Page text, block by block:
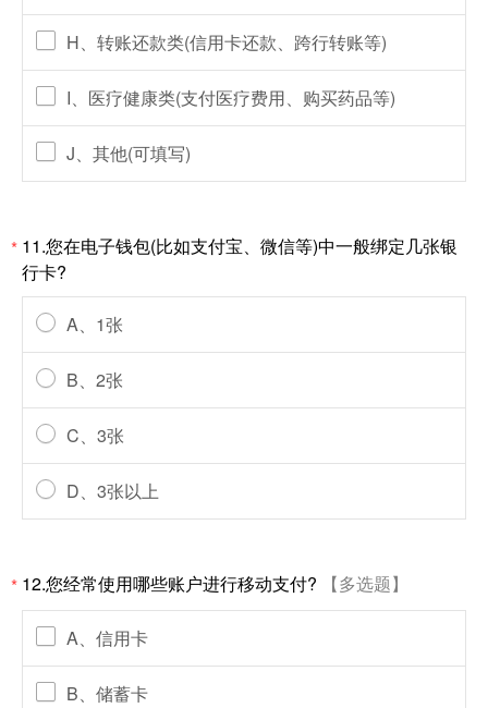
H、转账还款类(信用卡还款、跨行转账等)
I、医疗健康类(支付医疗费用、购买药品等)
J、其他(可填写)
* 11.您在电子钱包(比如支付宝、微信等)中一般绑定几张银
行卡?
A、1张
B、2张
C、3张
D、3张以上
* 12.您经常使用哪些账户进行移动支付? 【多选题】
A、信用卡
B、储蓄卡